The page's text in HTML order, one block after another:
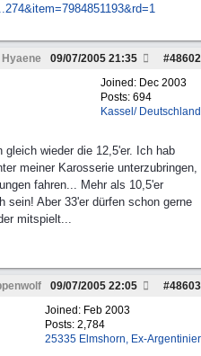
274&item=7984851193&rd=1
Hyaene #48602
09/07/2005 21:35
Joined: Dec 2003
Posts: 694
Kassel/ Deutschland
wieder die 12,5'er. Ich hab
meiner Karosserie unterzubringen,
fahren... Mehr als 10,5'er
sein! Aber 33'er dürfen schon gerne
mitspielt...
#48603
09/07/2005 22:05
Joined: Feb 2003
Posts: 2,784
25335 Elmshorn, Ex-Argentinier